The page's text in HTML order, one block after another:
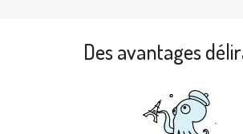
Des avantages